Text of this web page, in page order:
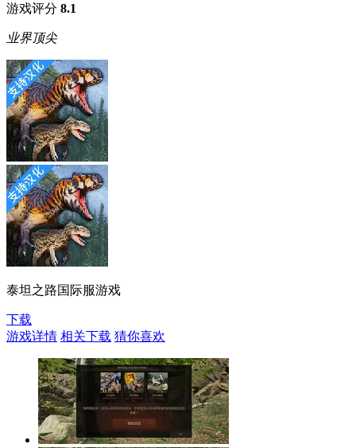
游戏评分 8.1
业界顶尖
泰坦之路国际服游戏
下载
游戏详情 相关下载 猜你喜欢